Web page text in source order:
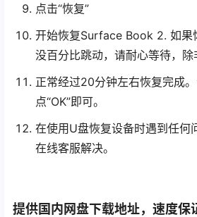
点击“恢复”
开始恢复Surface Book 2. 如果
没百分比跳动，请耐心等待，除
正常经过20分钟左右恢复完成
点“OK”即可。
在使用U盘恢复设备时遇到任何
在线客服解决。
提供国内网盘下载地址，速度保